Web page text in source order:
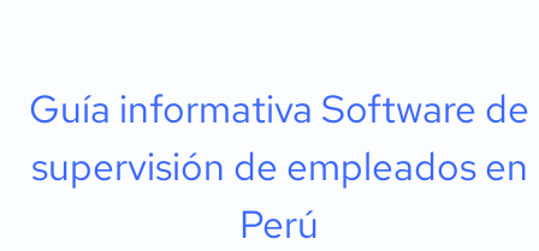
Guía informativa Software de
supervisión de empleados en
Perú